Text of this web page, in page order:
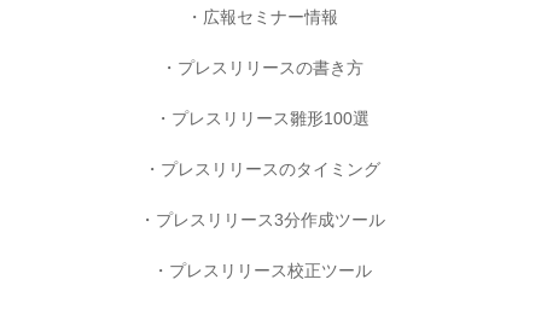
広報セミナー情報
プレスリリースの書き方
プレスリリース雛形100選
プレスリリースのタイミング
プレスリリース3分作成ツール
プレスリリース校正ツール